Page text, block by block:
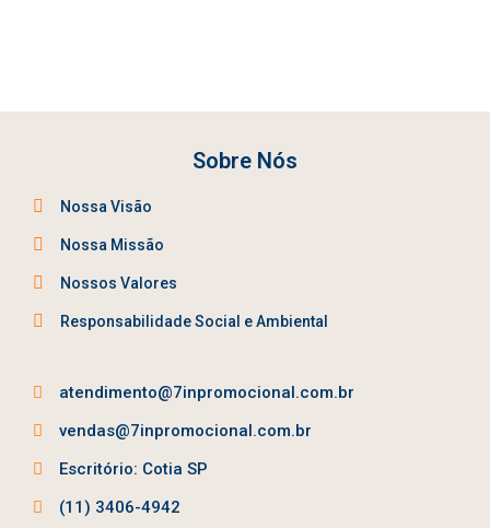
Sobre Nós
Nossa Visão
Nossa Missão
Nossos Valores
Responsabilidade Social e Ambiental
atendimento@7inpromocional.com.br
vendas@7inpromocional.com.br
Escritório: Cotia SP
(11) 3406-4942